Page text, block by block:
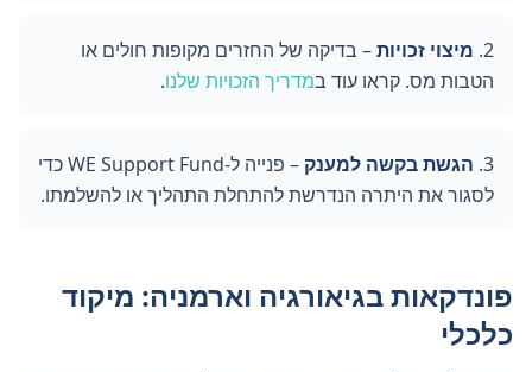
מיצוי זכויות– בדיקה של החזרים מקופות חולים או
הטבות מס. קראו עוד במדריך הזכויות שלנו.
הגשת בקשה למענק
– פנייה ל-WE Support Fund כדי
לסגור את היתרה הנדרשת להתחלת התהליך או להשלמתו.
פונדקאות בגיאורגיה וארמניה: מיקוד
כלכלי